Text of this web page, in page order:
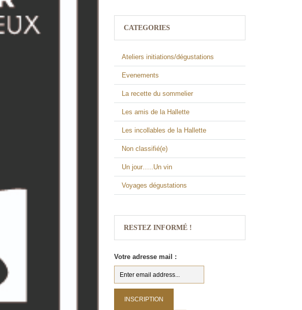
CATEGORIES
Ateliers initiations/dégustations
Evenements
La recette du sommelier
Les amis de la Hallette
Les incollables de la Hallette
Non classifié(e)
Un jour…..Un vin
Voyages dégustations
RESTEZ INFORMÉ !
Votre adresse mail :